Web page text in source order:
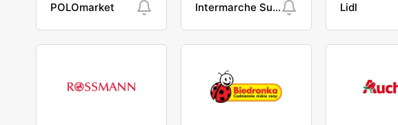
POLOmarket Intermarche Super Lidl